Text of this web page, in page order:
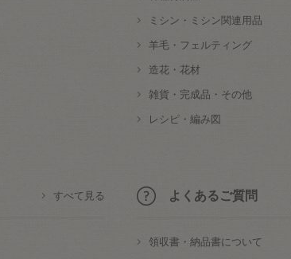
ミシン・ミシン関連用品
羊毛・フェルティング
造花・花材
雑貨・完成品・その他
レシピ・編み図
すべて見る よくあるご質問
領収書・納品書について